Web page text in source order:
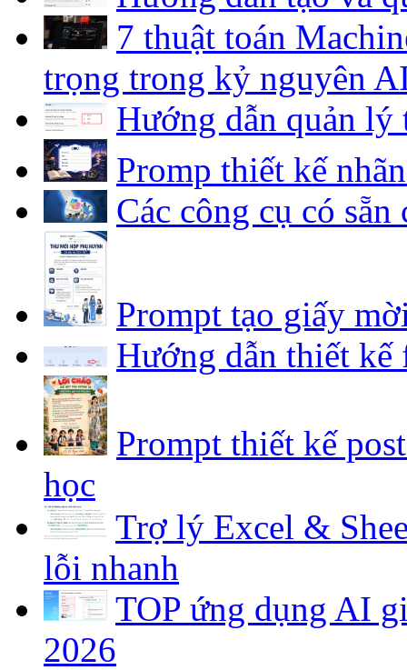
7 thuật toán
trọng trong kỷ nguyên
Hướng dẫn quản lý
Promp thiết kế
Các công cụ có
Prompt tạo giấy
Hướng dẫn thiết
Prompt thiết kế
học
Trợ lý Excel &
lỗi nhanh
TOP ứng dụng AI
2026